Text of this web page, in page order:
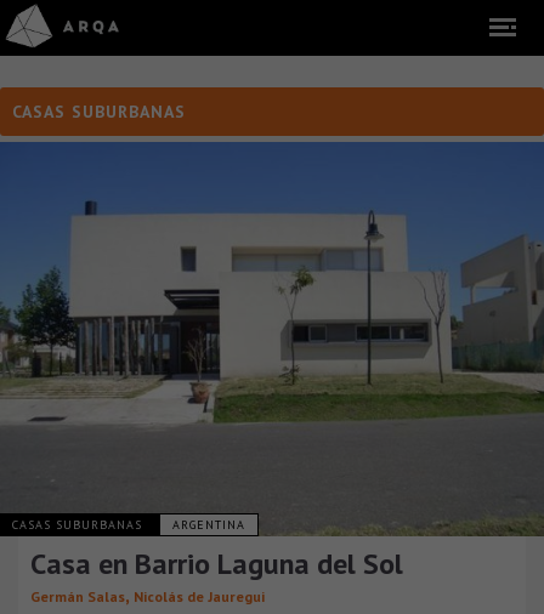
CASAS SUBURBANAS
CASAS SUBURBANAS ARGENTINA
Casa en Barrio Laguna del Sol
Germán Salas, Nicolás de Jauregui